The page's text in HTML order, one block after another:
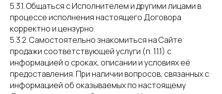
5.3.1. Общаться с Исполнителем и другими лицами в
процессе исполнения настоящего Договора
корректно и цензурно.
5.3.2. Самостоятельно знакомиться на Сайте
продажи соответствующей услуги (п. 1.1.1) с
информацией о сроках, описании и условиях её
предоставления. При наличии вопросов, связанных с
информацией об оказываемых по настоящему